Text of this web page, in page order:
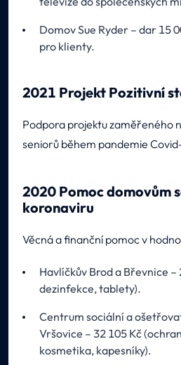
Domov Sue Ryder – dar 15
pro klienty.
2021 Projekt Pozitivní
Podpora projektu zaměřeného
seniorů během pandemie
2020 Pomoc domovům
koronaviru
Věcná a finanční pomoc v
Havlíčkův Brod a Břevnice –
dezinfekce, tablety).
Centrum sociální a
Vršovice – 32 105 Kč
kosmetika, kapesníky).